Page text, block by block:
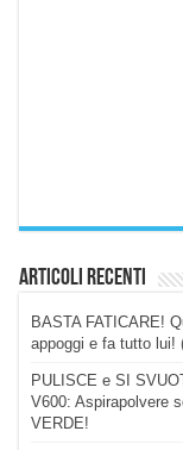
Articoli Recenti
BASTA FATICARE!
appoggi e fa tutto lui!
PULISCE e SI
V600: Aspirapolvere
VERDE!